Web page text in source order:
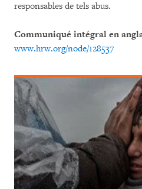
responsables de tels abus.
Communiqué intégral en
www.hrw.org/node/128537